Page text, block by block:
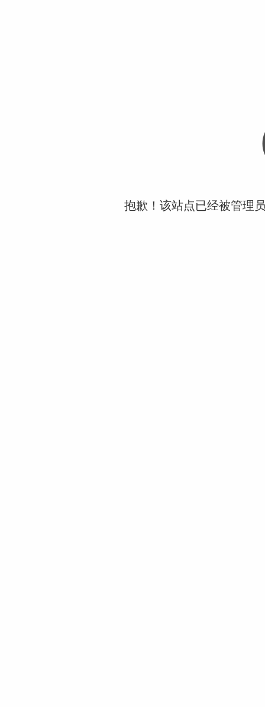
抱歉！该站点已经被管理